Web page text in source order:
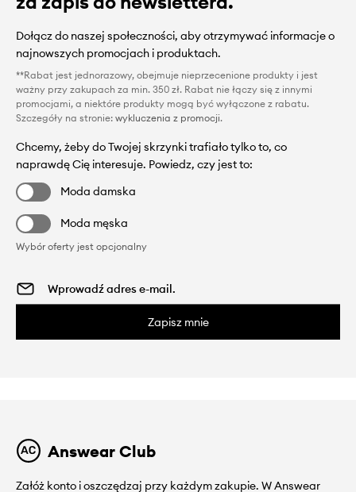
Dołącz do naszej społeczności, aby otrzymywać informacje o
najnowszych promocjach i produktach.
**Rabat jest jednorazowy, obejmuje nieprzecenione produkty i jest
ważny przy zakupach za min. 350 zł. Rabat nie łączy się z innymi
promocjami, a niektóre produkty mogą być wyłączone z rabatu.
Szczegóły na stronie: wykluczenia z promocji.
Chcemy, żeby do Twojej skrzynki trafiało tylko to, co
naprawdę Cię interesuje. Powiedz, czy jest to:
Moda damska
Moda męska
Wybór oferty jest opcjonalny
Zapisz mnie
Answear Club
Załóż konto i oszczędzaj przy każdym zakupie. W Answear